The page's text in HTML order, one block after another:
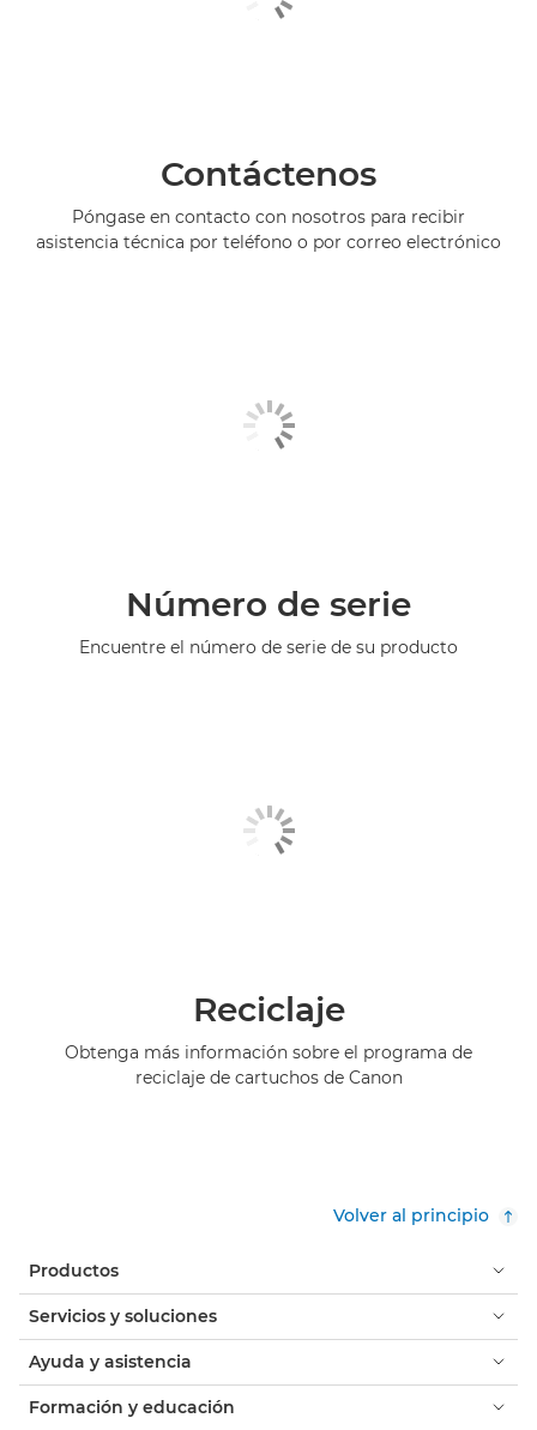
Contáctenos
Póngase en contacto con nosotros para recibir
asistencia técnica por teléfono o por correo electrónico
Número de serie
Encuentre el número de serie de su producto
Reciclaje
Obtenga más información sobre el programa de
reciclaje de cartuchos de Canon
Volver al principio
Productos
Servicios y soluciones
Ayuda y asistencia
Formación y educación